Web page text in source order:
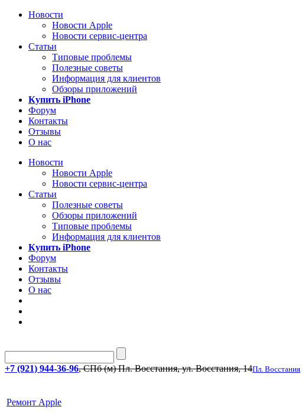
Новости
Новости Apple
Новости сервис-центра
Статьи
Типовые проблемы
Полезные советы
Информация для клиентов
Обзоры приложений
Купить iPhone
Форум
Контакты
Отзывы
О нас
Новости
Новости Apple
Новости сервис-центра
Статьи
Полезные советы
Обзоры приложений
Типовые проблемы
Информация для клиентов
Купить iPhone
Форум
Контакты
Отзывы
О нас
+7 (921) 944-36-96, СПб (м) Пл. Восстания, ул. Восстания, 14Пл. Восстания
Ремонт Apple